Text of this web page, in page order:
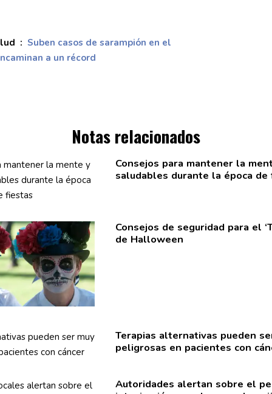
: Suben casos de sarampión en el
a un récord
Notas relacionados
Consejos para mantener la
saludables durante la época de
Consejos de seguridad para el
de Halloween
Terapias alternativas pueden
peligrosas en pacientes con
Autoridades alertan sobre el